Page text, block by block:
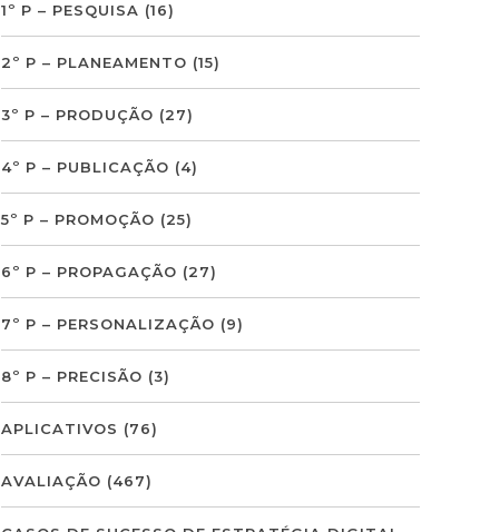
1º P – PESQUISA (16)
2º P – PLANEAMENTO (15)
3º P – PRODUÇÃO (27)
4º P – PUBLICAÇÃO (4)
5º P – PROMOÇÃO (25)
6º P – PROPAGAÇÃO (27)
7º P – PERSONALIZAÇÃO (9)
8º P – PRECISÃO (3)
APLICATIVOS (76)
AVALIAÇÃO (467)